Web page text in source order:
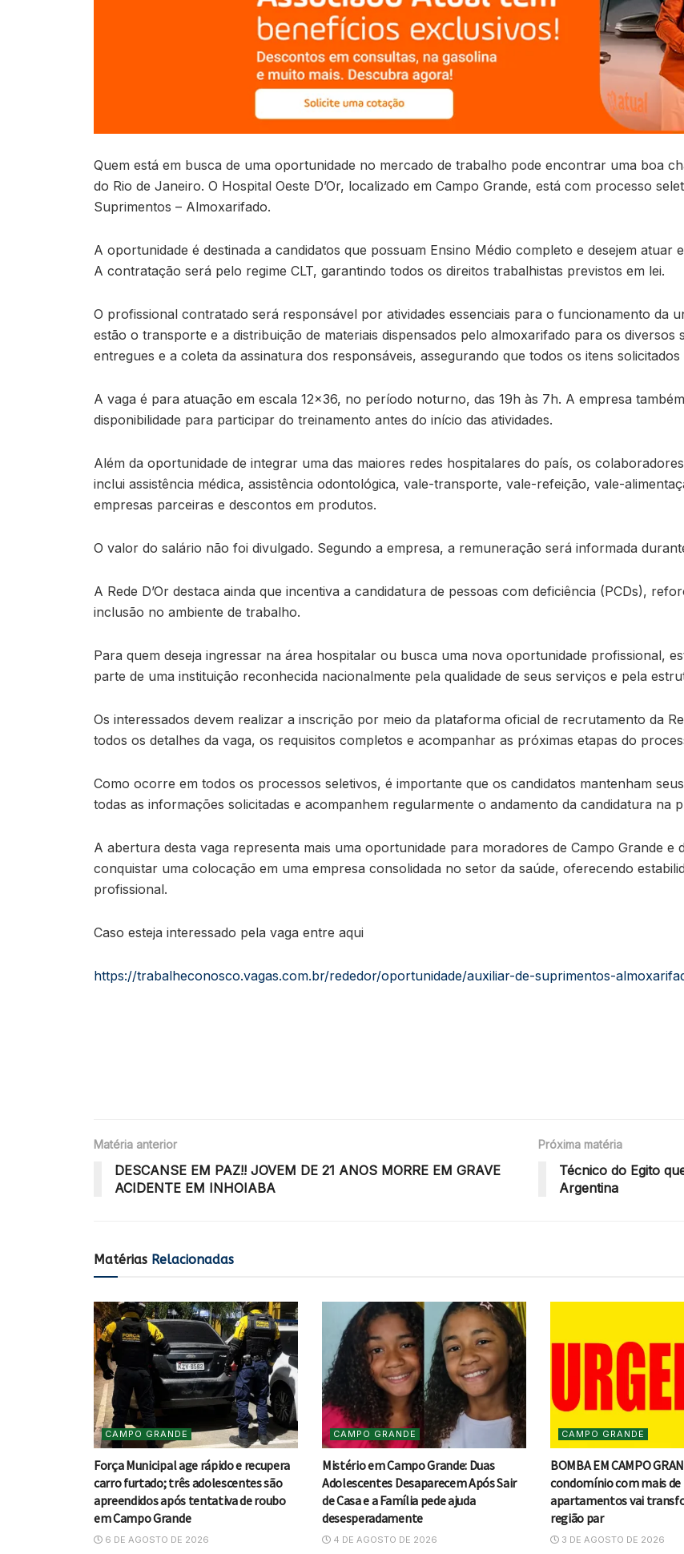
Quem está em busca de uma oportunidade no mercado de trabalho pode encontrar uma boa
do Rio de Janeiro. O Hospital Oeste D’Or, localizado em Campo Grande, está com processo
Suprimentos – Almoxarifado.
A oportunidade é destinada a candidatos que possuam Ensino Médio completo e desejem
A contratação será pelo regime CLT, garantindo todos os direitos trabalhistas previstos em lei.
O profissional contratado será responsável por atividades essenciais para o funcionamento da
estão o transporte e a distribuição de materiais dispensados pelo almoxarifado para os
entregues e a coleta da assinatura dos responsáveis, assegurando que todos os itens
A vaga é para atuação em escala 12×36, no período noturno, das 19h às 7h. A empresa
disponibilidade para participar do treinamento antes do início das atividades.
Além da oportunidade de integrar uma das maiores redes hospitalares do país, os
inclui assistência médica, assistência odontológica, vale-transporte, vale-refeição, vale-
empresas parceiras e descontos em produtos.
O valor do salário não foi divulgado. Segundo a empresa, a remuneração será informada
A Rede D’Or destaca ainda que incentiva a candidatura de pessoas com deficiência (PCDs),
inclusão no ambiente de trabalho.
Para quem deseja ingressar na área hospitalar ou busca uma nova oportunidade profissional,
parte de uma instituição reconhecida nacionalmente pela qualidade de seus serviços e pela
Os interessados devem realizar a inscrição por meio da plataforma oficial de recrutamento da
todos os detalhes da vaga, os requisitos completos e acompanhar as próximas etapas do
Como ocorre em todos os processos seletivos, é importante que os candidatos mantenham
todas as informações solicitadas e acompanhem regularmente o andamento da candidatura na
A abertura desta vaga representa mais uma oportunidade para moradores de Campo Grande e
conquistar uma colocação em uma empresa consolidada no setor da saúde, oferecendo
profissional.
Caso esteja interessado pela vaga entre aqui
https://trabalheconosco.vagas.com.br/rededor/oportunidade/auxiliar-de-suprimentos-
Matéria anterior
DESCANSE EM PAZ!! JOVEM DE 21 ANOS MORRE EM GRAVE
ACIDENTE EM INHOIABA
Próxima matéria
Técnico do Egito
Argentina
Matérias Relacionadas
CAMPO GRANDE
Força Municipal age rápido e recupera
carro furtado; três adolescentes são
apreendidos após tentativa de roubo
em Campo Grande
6 DE AGOSTO DE 2026
CAMPO GRANDE
Mistério em Campo Grande: Duas
Adolescentes Desaparecem Após Sair
de Casa e a Família pede ajuda
desesperadamente
4 DE AGOSTO DE 2026
CAMPO GRANDE
BOMBA EM CAMPO
condomínio com mais de
apartamentos vai
região par
3 DE AGOSTO DE 2026